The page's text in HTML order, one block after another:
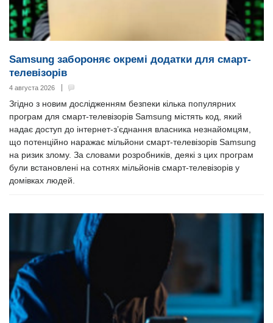
Samsung забороняє окремі додатки для смарт-
телевізорів
4 августа 2026
Згідно з новим дослідженням безпеки кілька популярних
програм для смарт-телевізорів Samsung містять код, який
надає доступ до інтернет-з’єднання власника незнайомцям,
що потенційно наражає мільйони смарт-телевізорів Samsung
на ризик злому. За словами розробників, деякі з цих програм
були встановлені на сотнях мільйонів смарт-телевізорів у
домівках людей.